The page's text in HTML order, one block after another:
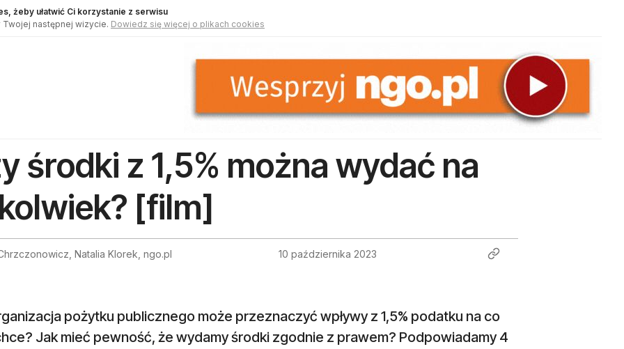
żeby ułatwić Ci korzystanie z serwisu
następnej wizycie. Dowiedz się więcej o plikach cookies
środki z 1,5% można wydać na
[film]
Natalia Klorek, ngo.pl 10 października 2023
pożytku publicznego może przeznaczyć wpływy z 1,5% podatku na co
Jak mieć pewność, że wydamy środki zgodnie z prawem? Podpowiadamy 4